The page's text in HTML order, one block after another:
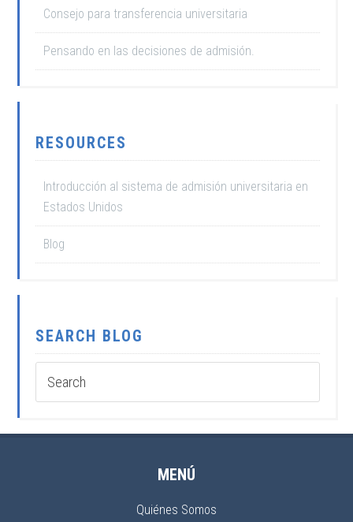
Consejo para transferencia universitaria
Pensando en las decisiones de admisión.
RESOURCES
Introducción al sistema de admisión universitaria en
Estados Unidos
Blog
SEARCH BLOG
MENÚ
Quiénes Somos